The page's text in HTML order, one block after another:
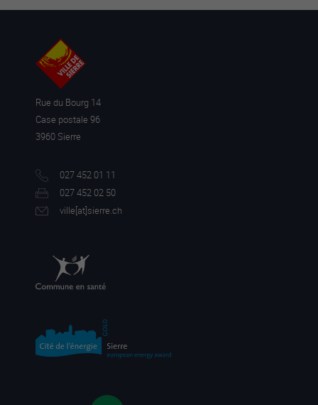
Rue du Bourg 14
Case postale 96
3960 Sierre
027 452 01 11
027 452 02 50
ville[at]sierre.ch